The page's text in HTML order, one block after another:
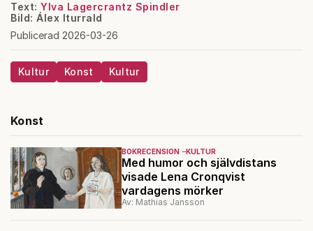
Text: Ylva Lagercrantz Spindler
Bild: Álex Iturrald
Publicerad 2026-03-26
Kultur Konst Kultur
Konst
BOKRECENSION KULTUR
Med humor och självdistans
visade Lena Cronqvist
vardagens mörker
Av: Mathias Jansson